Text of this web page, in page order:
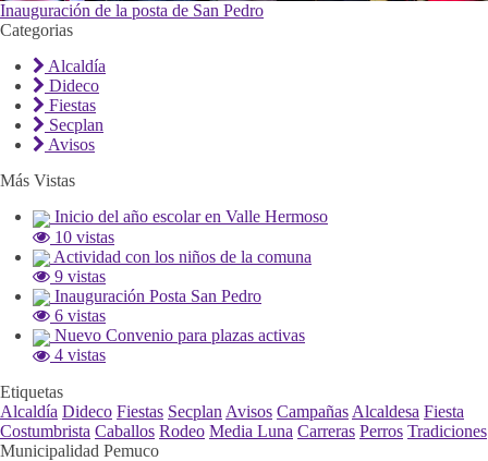
Inauguración de la posta de San Pedro
Categorias
Alcaldía
Dideco
Fiestas
Secplan
Avisos
Más Vistas
Inicio del año escolar en Valle Hermoso
10 vistas
Actividad con los niños de la comuna
9 vistas
Inauguración Posta San Pedro
6 vistas
Nuevo Convenio para plazas activas
4 vistas
Etiquetas
Alcaldía Dideco Fiestas Secplan Avisos Campañas Alcaldesa Fiesta
Costumbrista Caballos Rodeo Media Luna Carreras Perros Tradiciones
Municipalidad Pemuco